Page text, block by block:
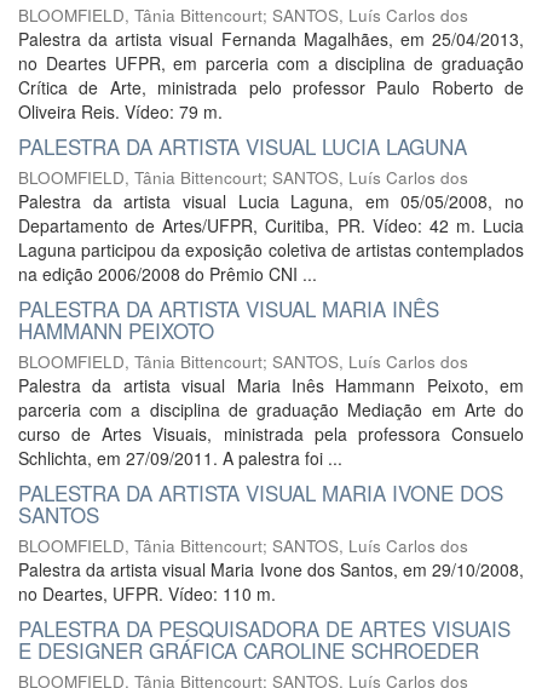
BLOOMFIELD, Tânia Bittencourt; SANTOS, Luís Carlos dos
Palestra da artista visual Fernanda Magalhães, em 25/04/2013,
no Deartes UFPR, em parceria com a disciplina de graduação
Crítica de Arte, ministrada pelo professor Paulo Roberto de
Oliveira Reis. Vídeo: 79 m.
PALESTRA DA ARTISTA VISUAL LUCIA LAGUNA
BLOOMFIELD, Tânia Bittencourt; SANTOS, Luís Carlos dos
Palestra da artista visual Lucia Laguna, em 05/05/2008, no
Departamento de Artes/UFPR, Curitiba, PR. Vídeo: 42 m. Lucia
Laguna participou da exposição coletiva de artistas contemplados
na edição 2006/2008 do Prêmio CNI ...
PALESTRA DA ARTISTA VISUAL MARIA INÊS
HAMMANN PEIXOTO
BLOOMFIELD, Tânia Bittencourt; SANTOS, Luís Carlos dos
Palestra da artista visual Maria Inês Hammann Peixoto, em
parceria com a disciplina de graduação Mediação em Arte do
curso de Artes Visuais, ministrada pela professora Consuelo
Schlichta, em 27/09/2011. A palestra foi ...
PALESTRA DA ARTISTA VISUAL MARIA IVONE DOS
SANTOS
BLOOMFIELD, Tânia Bittencourt; SANTOS, Luís Carlos dos
Palestra da artista visual Maria Ivone dos Santos, em 29/10/2008,
no Deartes, UFPR. Vídeo: 110 m.
PALESTRA DA PESQUISADORA DE ARTES VISUAIS
E DESIGNER GRÁFICA CAROLINE SCHROEDER
BLOOMFIELD, Tânia Bittencourt; SANTOS, Luís Carlos dos